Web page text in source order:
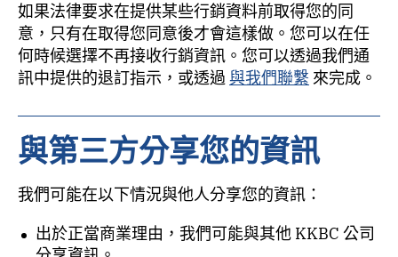
如果法律要求在提供某些行銷資料前取得您的同
意，只有在取得您同意後才會這樣做。您可以在任
何時候選擇不再接收行銷資訊。您可以透過我們通
訊中提供的退訂指示，或透過與我們聯繫 來完成。
與第三方分享您的資訊
我們可能在以下情況與他人分享您的資訊：
出於正當商業理由，我們可能與其他 KKBC 公司